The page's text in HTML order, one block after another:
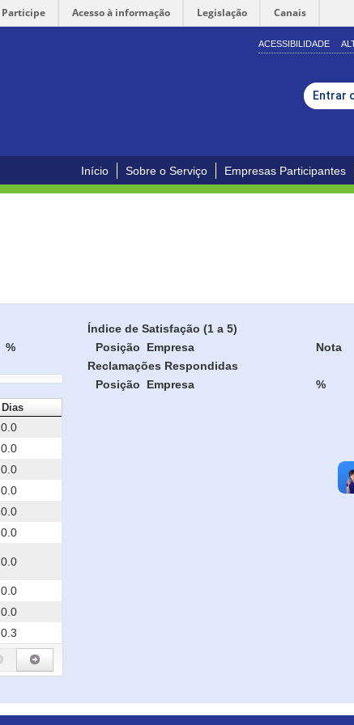
Participe Acesso à informação Legislação Canais
ACESSIBILIDADE
Entrar
Início Sobre o Serviço Empresas Participantes
%
Índice de Satisfação (1 a 5)
Posição
Empresa
Nota
Dias
0.0
0.0
0.0
0.0
0.0
0.0
0.0
0.0
0.0
0.3
Reclamações Respondidas
Posição
Empresa %